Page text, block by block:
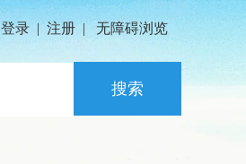
登录 | 注册 | 无障碍浏览
搜索